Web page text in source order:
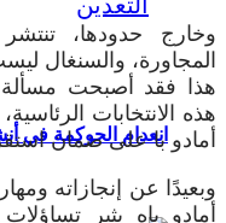
انعدام الحوكمة في
وخارج حدودها، تنتشر
المجاورة، والسنغال
هذا فقد أصبحت
هذه الانتخابات
أمادو با على ضمان
وبعيدًا عن إنجازاته
أمادو باه يثير